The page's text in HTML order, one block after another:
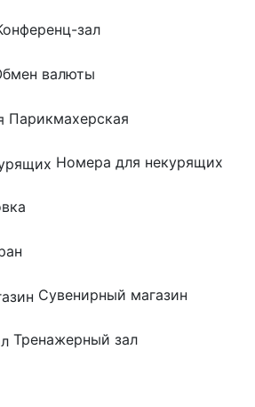
зал
валюты
Парикмахерская
Номера для некурящих
Сувенирный магазин
Тренажерный зал